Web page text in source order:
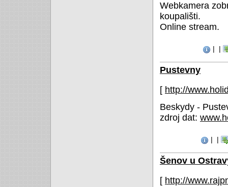
Webkamera
koupališti.
Online stream.
| |
Pustevny
[ http://
Beskydy -
zdroj dat:
| |
Šenov u
[ http://